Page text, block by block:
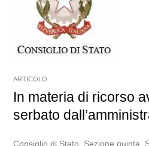
ARTICOLO
In materia di ricorso
serbato
Consiglio di Stato, Sezione quinta,